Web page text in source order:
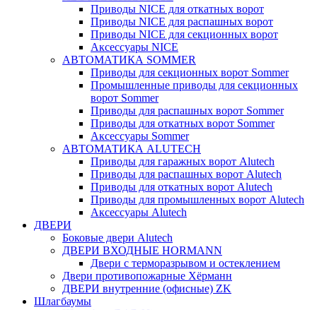
Приводы NICE для откатных ворот
Приводы NICE для распашных ворот
Приводы NICE для секционных ворот
Аксессуары NICE
АВТОМАТИКА SOMMER
Приводы для секционных ворот Sommer
Промышленные приводы для секционных
ворот Sommer
Приводы для распашных ворот Sommer
Приводы для откатных ворот Sommer
Аксессуары Sommer
АВТОМАТИКА ALUTECH
Приводы для гаражных ворот Alutech
Приводы для распашных ворот Alutech
Приводы для откатных ворот Alutech
Приводы для промышленных ворот Alutech
Аксессуары Alutech
ДВЕРИ
Боковые двери Alutech
ДВЕРИ ВХОДНЫЕ HORMANN
Двери с терморазрывом и остеклением
Двери противопожарные Хёрманн
ДВЕРИ внутренние (офисные) ZK
Шлагбаумы